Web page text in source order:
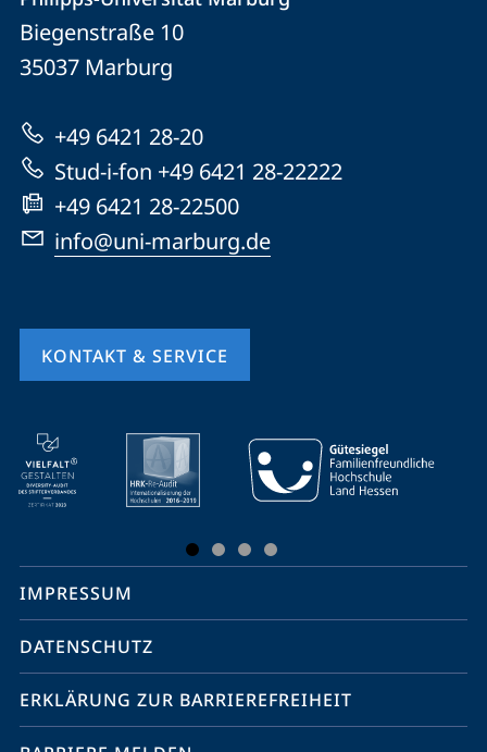
und
Informationen
zur
Website
Philipps-
Universität
Marburg
Biegenstraße 10
35037 Marburg
+49 6421 28-20
Stud-i-fon +49 6421 28-22222
+49 6421 28-22500
info@uni-marburg.de
KONTAKT & SERVICE
Mobile-
Service-
Navigation
Social
Media
Kontakte
IMPRESSUM
DATENSCHUTZ
ERKLÄRUNG ZUR BARRIEREFREIHEIT